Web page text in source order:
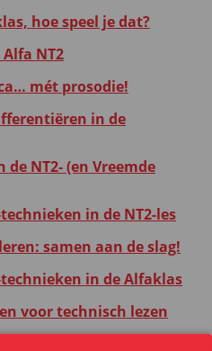
hoe speel je dat?
NT2
mét prosodie!
in de
NT2- (en Vreemde
in de NT2-les
samen aan de slag!
in de Alfaklas
voor technisch lezen